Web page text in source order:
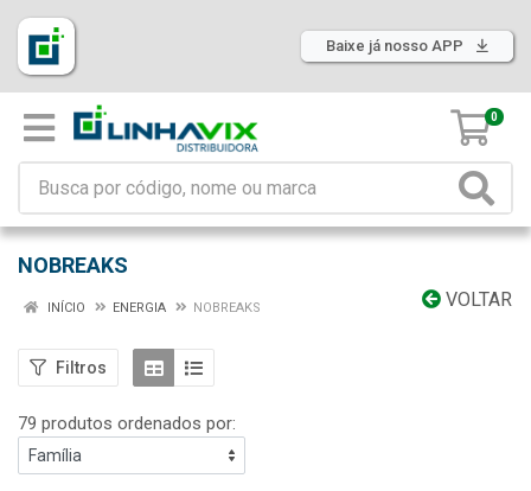
Baixe já nosso APP
0
NOBREAKS
VOLTAR
INÍCIO ENERGIA NOBREAKS
Filtros
79 produtos ordenados por: